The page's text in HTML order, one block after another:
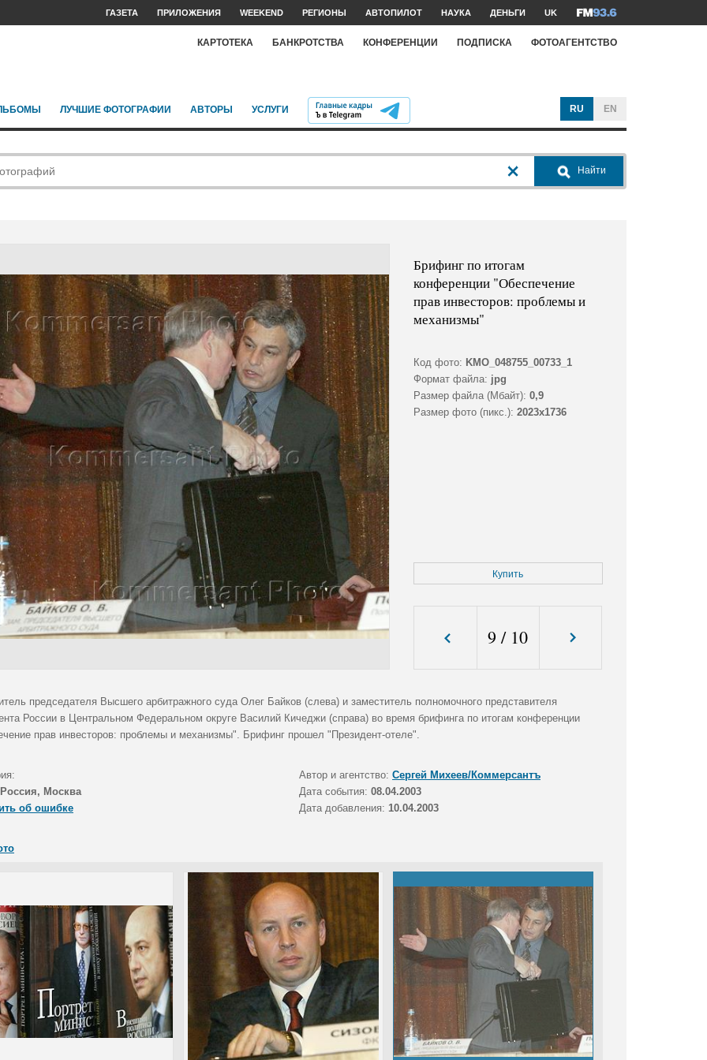
ГАЗЕТА ПРИЛОЖЕНИЯ WEEKEND РЕГИОНЫ АВТОПИЛОТ НАУКА ДЕНЬГИ UK
КАРТОТЕКА БАНКРОТСТВА КОНФЕРЕНЦИИ ПОДПИСКА ФОТОАГЕНТСТВО
ЛУЧШИЕ ФОТОГРАФИИ АВТОРЫ УСЛУГИ RU EN
Найти
Брифинг по итогам
конференции "Обеспечение
прав инвесторов: проблемы и
механизмы"
Код фото: KMO_048755_00733_1
Формат файла: jpg
Размер файла (Мбайт): 0,9
Размер фото (пикс.): 2023x1736
Купить
9 / 10
председателя Высшего арбитражного суда Олег Байков (слева) и заместитель полномочного представителя
России в Центральном Федеральном округе Василий Кичеджи (справа) во время брифинга по итогам конференции
прав инвесторов: проблемы и механизмы". Брифинг прошел "Президент-отеле".
Автор и агентство: Сергей Михеев/Коммерсантъ
Россия, Москва Дата события: 08.04.2003
об ошибке
Дата добавления: 10.04.2003